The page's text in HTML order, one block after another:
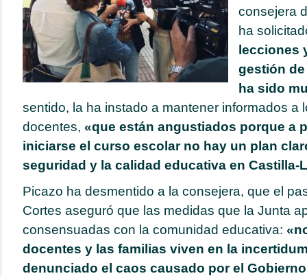
consejera
ha
lecciones
gestión
ha sido
sentido, la ha instado a mantener informados a
docentes, «que están angustiados porque a
iniciarse el curso escolar no hay un plan
seguridad y la calidad educativa en Castilla-
Picazo ha desmentido a la consejera, que el
Cortes aseguró que las medidas que la Junta
consensuadas con la comunidad educativa:
docentes y las familias viven en la
denunciado el caos causado por el